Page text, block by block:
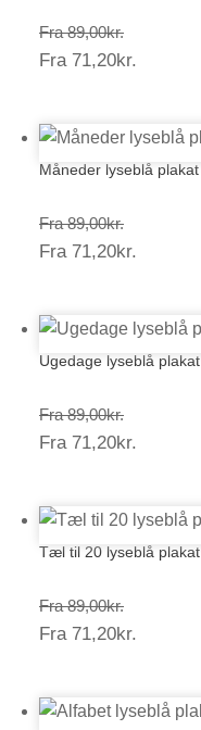
Fra 89,00kr.Prisinterval:
89,00kr.
Fra 71,20kr.
Måneder lyseblå plakat
Fra 89,00kr.Prisinterval:
89,00kr.
Fra 71,20kr.
Ugedage lyseblå plakat
Fra 89,00kr.Prisinterval:
89,00kr.
Fra 71,20kr.
Tæl til 20 lyseblå plakat
Fra 89,00kr.Prisinterval:
89,00kr.
Fra 71,20kr.